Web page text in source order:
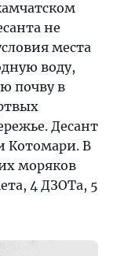
не
места
воду,
почву в
Десант
Котомари. В
моряков
4 ДЗОТа, 5